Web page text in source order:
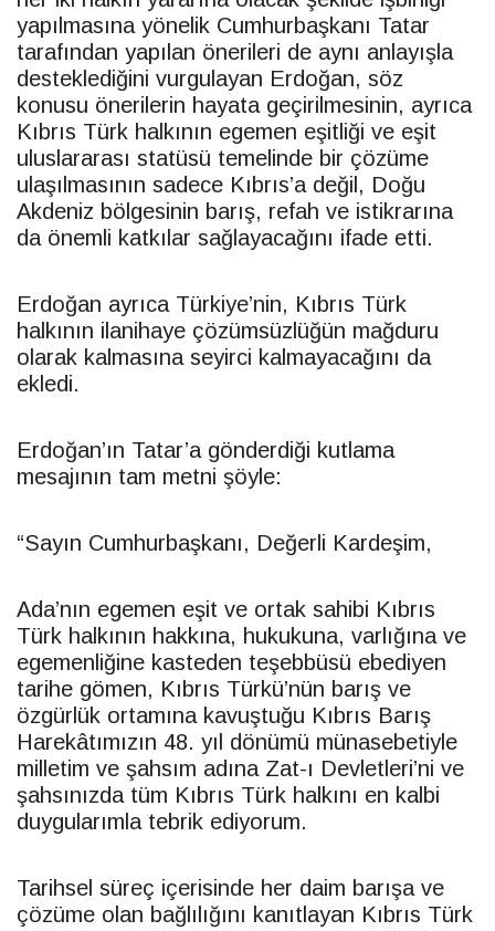
yapılmasına yönelik Cumhurbaşkanı Tatar
tarafından yapılan önerileri de aynı anlayışla
desteklediğini vurgulayan Erdoğan, söz
konusu önerilerin hayata geçirilmesinin, ayrıca
Kıbrıs Türk halkının egemen eşitliği ve eşit
uluslararası statüsü temelinde bir çözüme
ulaşılmasının sadece Kıbrıs’a değil, Doğu
Akdeniz bölgesinin barış, refah ve istikrarına
da önemli katkılar sağlayacağını ifade etti.
Erdoğan ayrıca Türkiye’nin, Kıbrıs Türk
halkının ilanihaye çözümsüzlüğün mağduru
olarak kalmasına seyirci kalmayacağını da
ekledi.
Erdoğan’ın Tatar’a gönderdiği kutlama
mesajının tam metni şöyle:
“Sayın Cumhurbaşkanı, Değerli Kardeşim,
Ada’nın egemen eşit ve ortak sahibi Kıbrıs
Türk halkının hakkına, hukukuna, varlığına ve
egemenliğine kasteden teşebbüsü ebediyen
tarihe gömen, Kıbrıs Türkü’nün barış ve
özgürlük ortamına kavuştuğu Kıbrıs Barış
Harekâtımızın 48. yıl dönümü münasebetiyle
milletim ve şahsım adına Zat-ı Devletleri’ni ve
şahsınızda tüm Kıbrıs Türk halkını en kalbi
duygularımla tebrik ediyorum.
Tarihsel süreç içerisinde her daim barışa ve
çözüme olan bağlılığını kanıtlayan Kıbrıs Türk